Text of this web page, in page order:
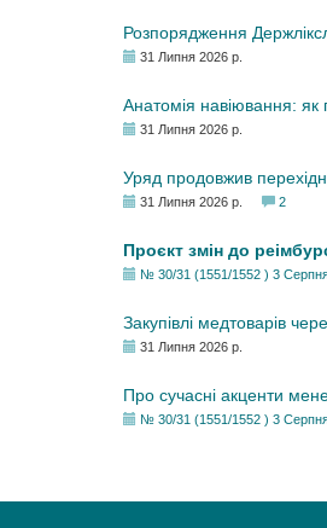
Розпорядження
31 Липня 2026 р.
Анатомія навіювання: як
31 Липня 2026 р.
Уряд продовжив
31 Липня 2026 р. 2
Проєкт змін до
№ 30/31 (1551/1552 ) 3
Закупівлі медтоварів
31 Липня 2026 р.
Про сучасні акценти
№ 30/31 (1551/1552 ) 3